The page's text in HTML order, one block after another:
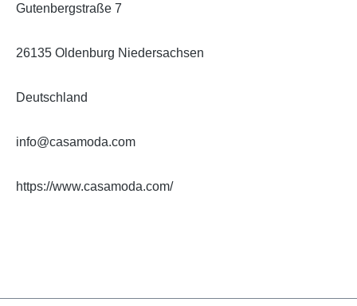
Gutenbergstraße 7
26135 Oldenburg Niedersachsen
Deutschland
info@casamoda.com
https://www.casamoda.com/